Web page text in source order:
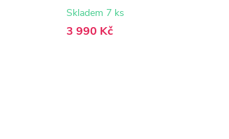
60x190 cm
Skladem 7 ks
3 990 Kč